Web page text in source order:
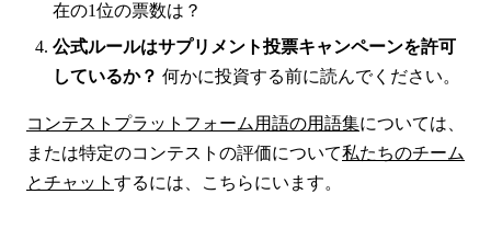
在の1位の票数は？
公式ルールはサプリメント投票キャンペーンを許可
しているか？ 何かに投資する前に読んでください。
コンテストプラットフォーム用語の用語集については、
または特定のコンテストの評価について私たちのチーム
とチャット するには、こちらにいます。